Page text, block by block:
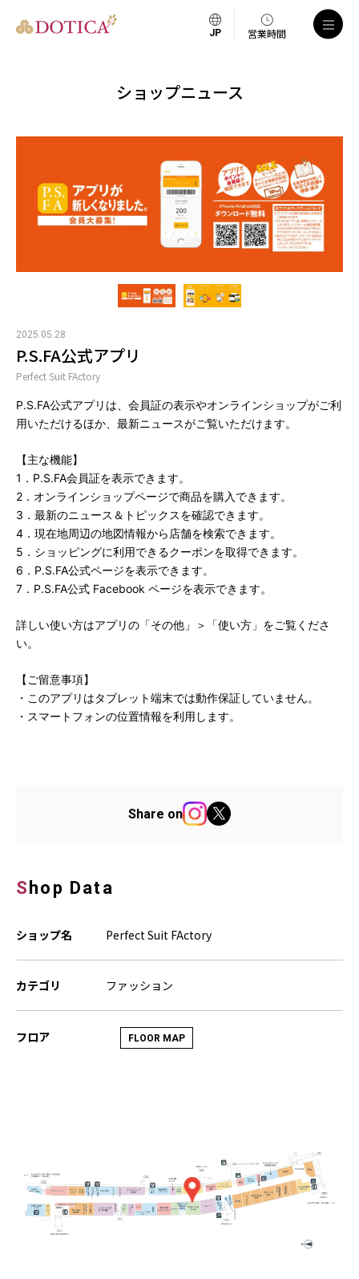
営業時間
ショップニュース
2025.05.28
P.S.FA公式アプリ
Perfect Suit FActory
P.S.FA公式アプリは、会員証の表示やオンラインショップがご利
用いただけるほか、最新ニュースがご覧いただけます。
【主な機能】
1．P.S.FA会員証を表示できます。
2．オンラインショップページで商品を購入できます。
3．最新のニュース＆トピックスを確認できます。
4．現在地周辺の地図情報から店舗を検索できます。
5．ショッピングに利用できるクーポンを取得できます。
6．P.S.FA公式ページを表示できます。
7．P.S.FA公式 Facebook ページを表示できます。
詳しい使い方はアプリの「その他」＞「使い方」をご覧くださ
い。
【ご留意事項】
・このアプリはタブレット端末では動作保証していません。
・スマートフォンの位置情報を利用します。
Share on
Shop Data
ショップ名 Perfect Suit FActory
カテゴリ ファッション
フロア FLOOR MAP